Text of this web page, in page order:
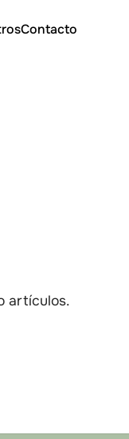
Contacto
artículos.